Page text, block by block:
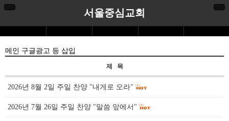
서울중심교회
메인 구글광고 등 삽입
제 목
2026년 8월 2일 주일 찬양 "내게로 오라"
2026년 7월 26일 주일 찬양 "말씀 앞에서"